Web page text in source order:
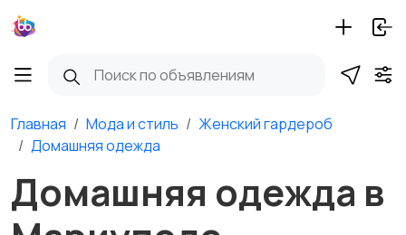
Главная Мода и стиль
Женский гардероб
Домашняя одежда
Домашняя одежда в